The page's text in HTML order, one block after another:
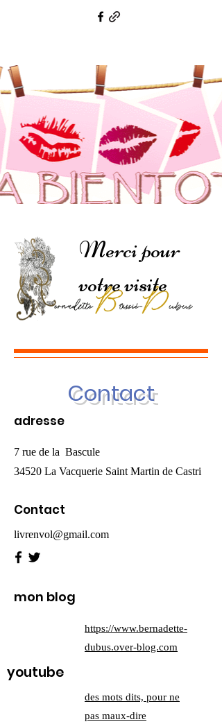
Merci pour
votre visite
Contact
adresse
7 rue de la Bascule
34520 La Vacquerie Saint Martin de Castri
Contact
livrenvol@gmail.com
mon blog
https://www.bernadette-
dubus.over-blog.com
youtube
des mots dits, pour ne
pas maux-dire